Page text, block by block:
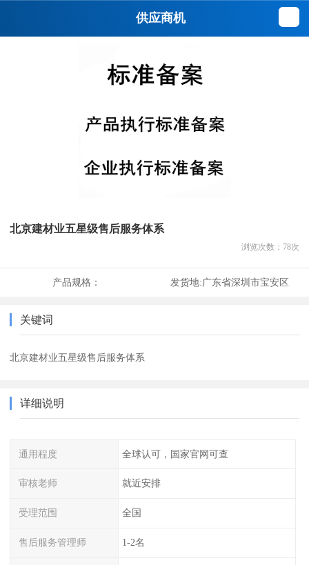
供应商机
北京建材业五星级售后服务体系
浏览次数： 78次
产品规格： 发货地:广东省深圳市宝安区
关键词
北京建材业五星级售后服务体系
详细说明
通用程度 全球认可，国家官网可查
审核老师 就近安排
受理范围 全国
售后服务管理师 1-2名